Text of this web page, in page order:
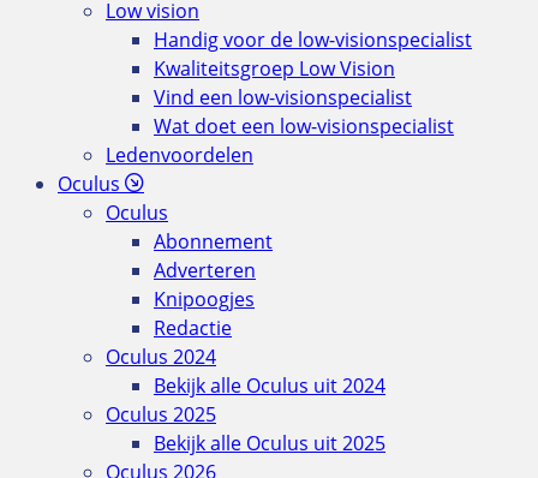
Low vision
Handig voor de low-visionspecialist
Kwaliteitsgroep Low Vision
Vind een low-visionspecialist
Wat doet een low-visionspecialist
Ledenvoordelen
Oculus
Oculus
Abonnement
Adverteren
Knipoogjes
Redactie
Oculus 2024
Bekijk alle Oculus uit 2024
Oculus 2025
Bekijk alle Oculus uit 2025
Oculus 2026